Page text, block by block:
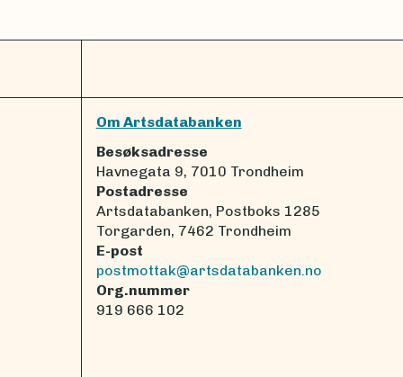
Om Artsdatabanken
Besøksadresse
Havnegata 9, 7010 Trondheim
Postadresse
Artsdatabanken, Postboks 1285
Torgarden, 7462 Trondheim
E-post
postmottak@artsdatabanken.no
Org.nummer
919 666 102